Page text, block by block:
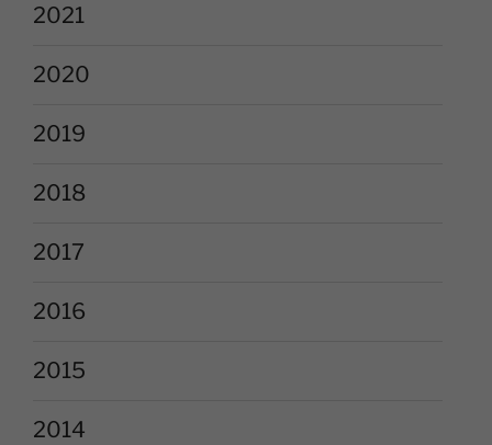
2021
2020
2019
2018
2017
2016
2015
2014